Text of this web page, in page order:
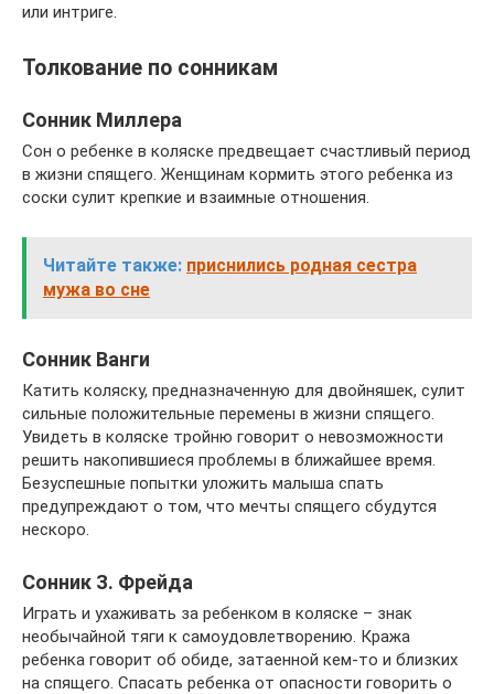
или интриге.
Толкование по сонникам
Сонник Миллера
Сон о ребенке в коляске предвещает счастливый период
в жизни спящего. Женщинам кормить этого ребенка из
соски сулит крепкие и взаимные отношения.
Читайте также: приснились родная сестра
мужа во сне
Сонник Ванги
Катить коляску, предназначенную для двойняшек, сулит
сильные положительные перемены в жизни спящего.
Увидеть в коляске тройню говорит о невозможности
решить накопившиеся проблемы в ближайшее время.
Безуспешные попытки уложить малыша спать
предупреждают о том, что мечты спящего сбудутся
нескоро.
Сонник З. Фрейда
Играть и ухаживать за ребенком в коляске – знак
необычайной тяги к самоудовлетворению. Кража
ребенка говорит об обиде, затаенной кем-то и близких
на спящего. Спасать ребенка от опасности говорить о